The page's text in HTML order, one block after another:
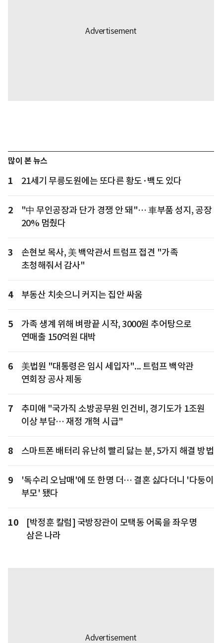
많이 본 뉴스
1 21세기 무릉도원에는 또다른 황도·백도 있다
2
"中 무인공장과 단가 경쟁 안 돼"… 車부품 성지, 공장
20% 멈췄다
3
손현보 목사, 美 백악관서 트럼프 접견 "가족
초청해줘서 감사"
4 부동산 치솟으니 커지는 집안 싸움
5
가족 생계 위해 벼랑끝 시작, 3000원 추어탕으로
연매출 150억원 대박
6
美법원 "대통령은 임시 세입자"... 트럼프 백악관
연회장 공사 제동
7
추미애 "국가직 소방공무원 인건비, 경기도가 1조원
이상 부담… 재정 개혁 시급"
8 스마트폰 배터리 유난히 빨리 닳는 분, 5가지 해결 방법
9
'독수리 오남매'에 또 한명 더… 결혼 싫다더니 '다둥이
부모' 됐다
10
[박정훈 칼럼] 국방장관이 모택동 어록을 좌우명
삼은 나라